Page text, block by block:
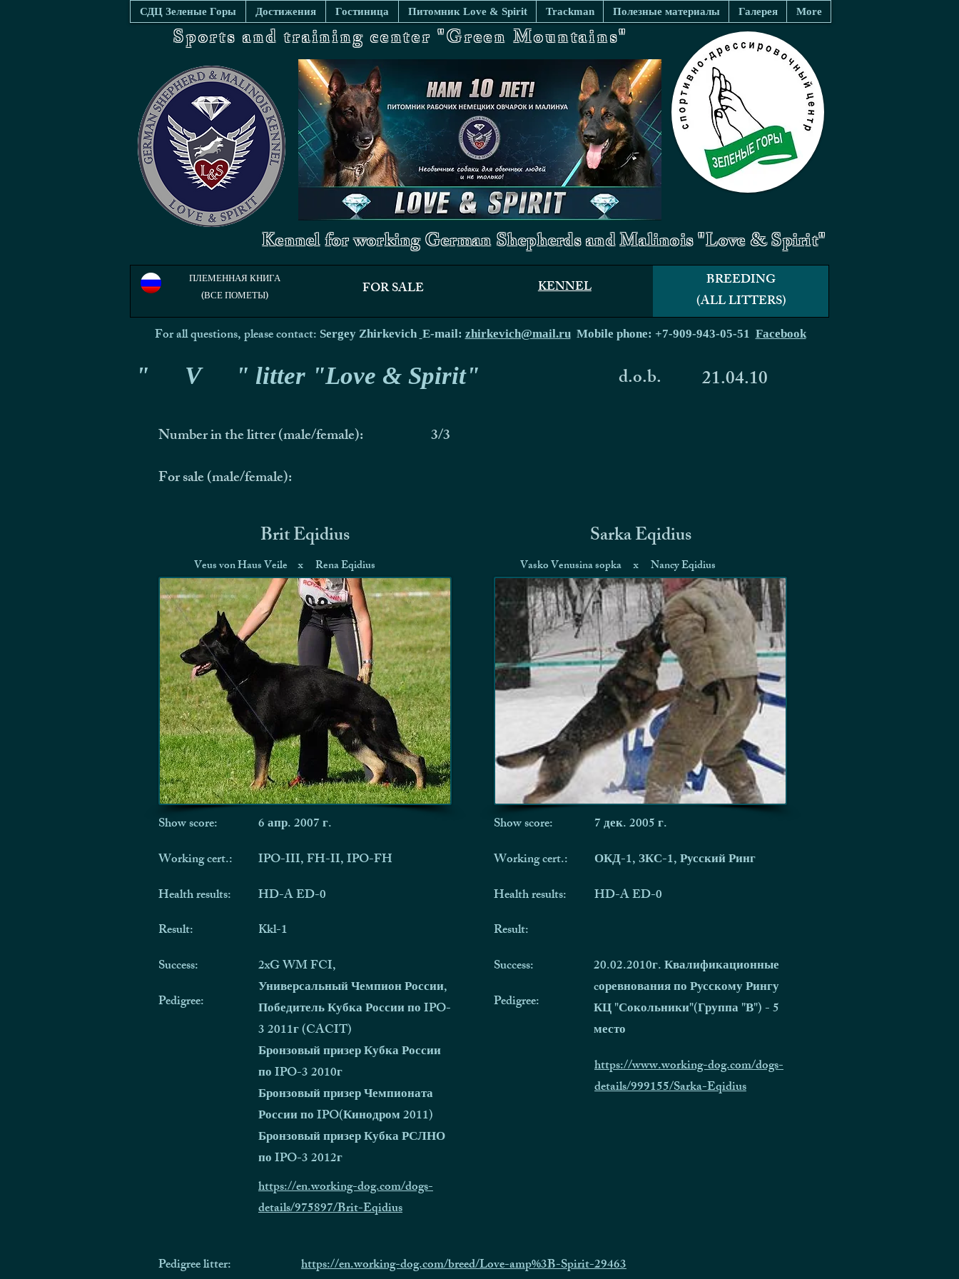
СДЦ Зеленые Горы Достижения Гостиница Питомник Love & Spirit Trackman Полезные материалы Галерея More
Sports and training center "Green Mountains"
Kennel for working German Shepherds and Malinois "Love & Spirit"
ПЛЕМЕННАЯ КНИГА
(ВСЕ ПОМЕТЫ)
FOR SALE KENNEL
BREEDING
(ALL LITTERS)
For all questions, please contact: Sergey Zhirkevich E-mail: zhirkevich@mail.ru Mobile phone: +7-909-943-05-51 Facebook
" V " litter "Love & Spirit" d.o.b. 21.04.10
Number in the litter (male/female):
For sale (male/female):
3/3
Brit Eqidius Sarka Eqidius
Veus von Haus Veile Rena Eqidius
x Vasko Venusina sopka Nancy Eqidius
x
Show score:
Working cert.:
Health results:
Result:
Success:
Pedigree:
6 апр. 2007 г.
IPO-III, FH-II, IPO-FH
HD-A ED-0
Kkl-1
2xG WM FCI,
Универсальный Чемпион России,
Победитель Кубка России по IPO-
3 2011г (CACIT)
Бронзовый призер Кубка России
по IPO-3 2010г
Бронзовый призер Чемпионата
России по IPO(Кинодром 2011)
Бронзовый призер Кубка РСЛНО
по IPO-3 2012г
Show score:
Working cert.:
Health results:
Result:
Success:
Pedigree:
7 дек. 2005 г.
ОКД-1, ЗКС-1, Русский Ринг
HD-A ED-0
20.02.2010г. Квалификационные
cоревнования по Русскому Рингу
КЦ "Сокольники"(Группа "В") - 5
место
https://www.working-dog.com/dogs-
details/999155/Sarka-Eqidius
https://en.working-dog.com/dogs-
details/975897/Brit-Eqidius
Pedigree litter: https://en.working-dog.com/breed/Love-amp%3B-Spirit-29463